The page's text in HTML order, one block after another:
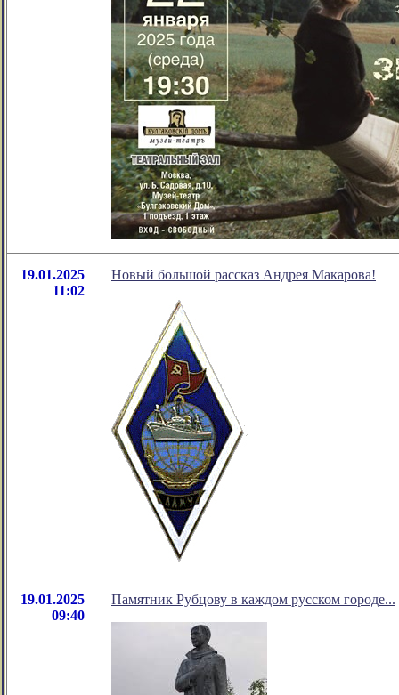
19.01.2025
11:02
Новый большой рассказ Андрея Макарова!
19.01.2025
09:40
Памятник Рубцову в каждом русском городе...